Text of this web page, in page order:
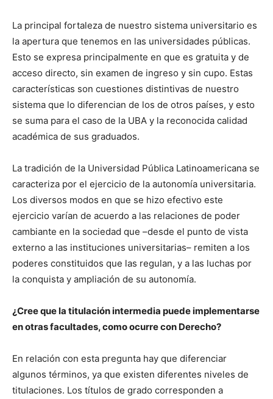
La principal fortaleza de nuestro sistema universitario es
la apertura que tenemos en las universidades públicas.
Esto se expresa principalmente en que es gratuita y de
acceso directo, sin examen de ingreso y sin cupo. Estas
características son cuestiones distintivas de nuestro
sistema que lo diferencian de los de otros países, y esto
se suma para el caso de la UBA y la reconocida calidad
académica de sus graduados.
La tradición de la Universidad Pública Latinoamericana se
caracteriza por el ejercicio de la autonomía universitaria.
Los diversos modos en que se hizo efectivo este
ejercicio varían de acuerdo a las relaciones de poder
cambiante en la sociedad que –desde el punto de vista
externo a las instituciones universitarias– remiten a los
poderes constituidos que las regulan, y a las luchas por
la conquista y ampliación de su autonomía.
¿Cree que la titulación intermedia puede implementarse
en otras facultades, como ocurre con Derecho?
En relación con esta pregunta hay que diferenciar
algunos términos, ya que existen diferentes niveles de
titulaciones. Los títulos de grado corresponden a